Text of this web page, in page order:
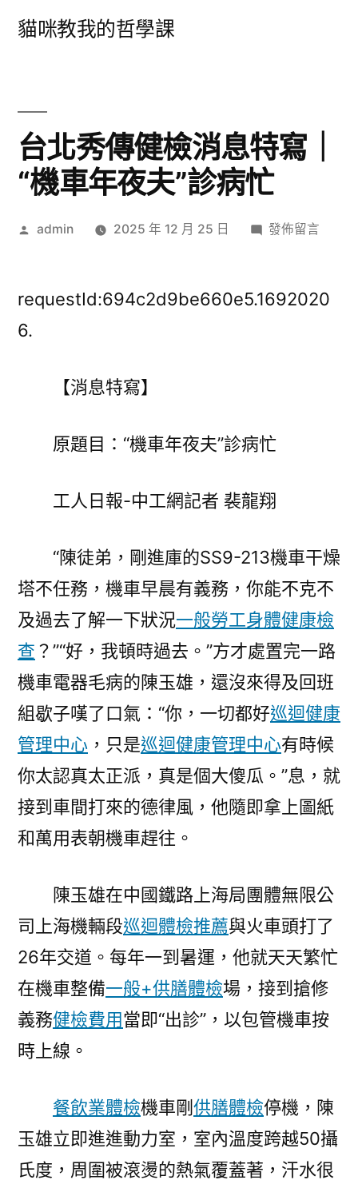
貓咪教我的哲學課
台北秀傳健檢消息特寫｜
“機車年夜夫”診病忙
作
admin 2025 年 12 月 25 日
在
秀
寫
“機
夜
夫”
診
病
忙〉
發佈留言
requestId:694c2d9be660e5.1692020
6.
【消息特寫】
原題目：“機車年夜夫”診病忙
工人日報-中工網記者 裴龍翔
“陳徒弟，剛進庫的SS9-213機車干燥
塔不任務，機車早晨有義務，你能不克不
及過去了解一下狀況一般勞工身體健康檢
查 ？”“好，我頓時過去。”方才處置完一路
機車電器毛病的陳玉雄，還沒來得及回班
組歇子嘆了口氣：“你，一切都好巡迴健康
管理中心 ，只是巡迴健康管理中心有時候
你太認真太正派，真是個大傻瓜。”息，就
接到車間打來的德律風，他隨即拿上圖紙
和萬用表朝機車趕往。
陳玉雄在中國鐵路上海局團體無限公
司上海機輛段巡迴體檢推薦與火車頭打了
26年交道。每年一到暑運，他就天天繁忙
在機車整備一般+供膳體檢場，接到搶修
義務健檢費用當即“出診”，以包管機車按
時上線。
餐飲業體檢機車剛供膳體檢停機，陳
玉雄立即進進動力室，室內溫度跨越50攝
氏度，周圍被滾燙的熱氣覆蓋著，汗水很